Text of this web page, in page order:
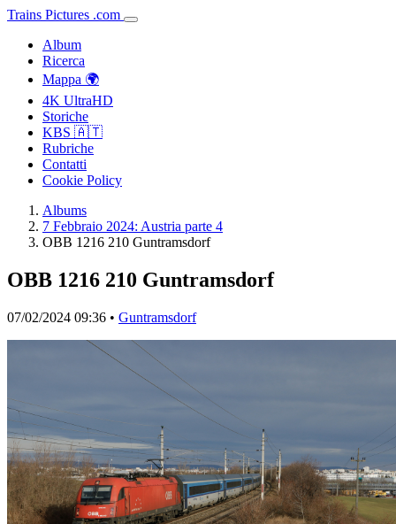
Trains Pictures .com
Album
Ricerca
Mappa 🌍
4K UltraHD
Storiche
KBS 🇦🇹
Rubriche
Contatti
Cookie Policy
Albums
7 Febbraio 2024: Austria parte 4
OBB 1216 210 Guntramsdorf
OBB 1216 210 Guntramsdorf
07/02/2024 09:36 • Guntramsdorf